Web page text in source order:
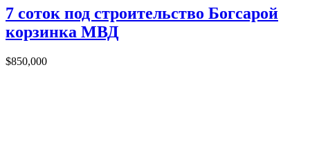
7 соток под строительство Богсарой
корзинка МВД
$850,000